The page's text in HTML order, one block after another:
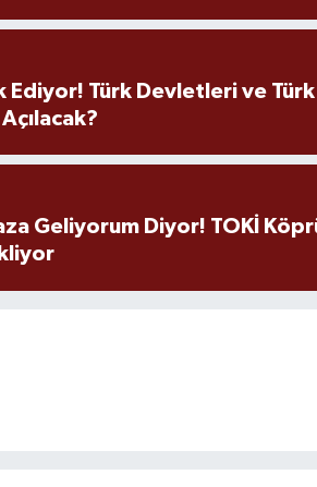
Ediyor! Türk Devletleri ve
Geliyorum Diyor! TOKİ